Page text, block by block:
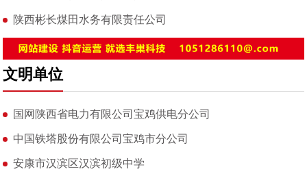
陕西彬长煤田水务有限责任公司
文明单位
国网陕西省电力有限公司宝鸡供电分公司
中国铁塔股份有限公司宝鸡市分公司
安康市汉滨区汉滨初级中学